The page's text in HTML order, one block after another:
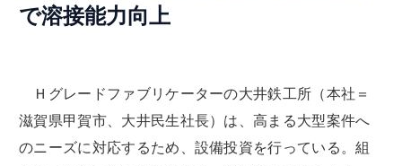
で溶接能力向上
Ｈグレードファブリケーターの大井鉄工所（本社＝
滋賀県甲賀市、大井民生社長）は、高まる大型案件へ
のニーズに対応するため、設備投資を行っている。組